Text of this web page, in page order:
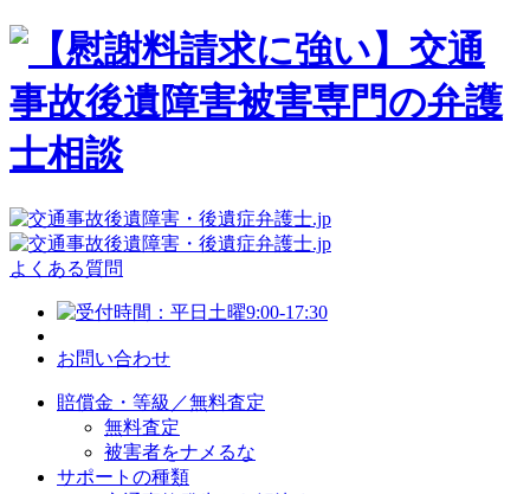
よくある質問
お問い合わせ
賠償金・等級／無料査定
無料査定
被害者をナメるな
サポートの種類